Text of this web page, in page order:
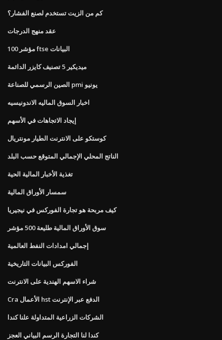
كم من الزيت تستخدم لصنع الفشار؟
عقد منهج الدرجات
مؤشر 100 ftse البيانات
ميديكير 5 تصنيف كايزر الدائمة
الصين الرسمي للصناعة pmi يونيو
اخبار السوق الماليه الاندونيسيه
إيجاد الاتجاهات في الأسهم
كوستكو على الانترنت الطيار مونتريال
الناتج المحلي الإجمالي المتوقع حسب البلد
تغذية الأخبار المالية الحية
سمسار الأوراق المالية
كيف مربحة هو تجارة الفوركس في نيجيريا
سوق الأوراق المالية طليعة 500 مؤشر
إجمالي امدادات النفط العالمية
الفوركس البيانات التاريخية
شراء الاسهم الهندية على الانترنت
Cra الأعمال hst الدفع عبر الإنترنت
الشركات الزراعية المتداولة علنا ​​كندا
كندا لنا التجارة الرسم البياني العجز